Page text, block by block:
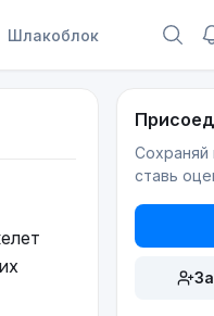
Шлакоблок
Сохраняй
ставь